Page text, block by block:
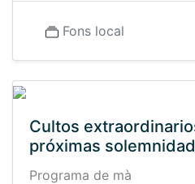
Fons local
Cultos
próximas
Programa de mà